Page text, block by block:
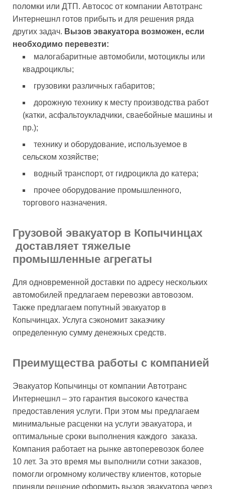
поломки или ДТП. Автосос от компании Автотранс
Интернешнл готов прибыть и для решения ряда
других задач. Вызов эвакуатора возможен, если
необходимо перевезти:
малогабаритные автомобили, мотоциклы или
квадроциклы;
грузовики различных габаритов;
дорожную технику к месту производства работ
(катки, асфальтоукладчики, сваебойные машины и
пр.);
технику и оборудование, используемое в
сельском хозяйстве;
водный транспорт, от гидроцикла до катера;
прочее оборудование промышленного,
торгового назначения.
Грузовой эвакуатор в Копычинцах
доставляет тяжелые
промышленные агрегаты
Для одновременной доставки по адресу нескольких
автомобилей предлагаем перевозки автовозом.
Также предлагаем попутный эвакуатор в
Копычинцах. Услуга сэкономит заказчику
определенную сумму денежных средств.
Преимущества работы с компанией
Эвакуатор Копычинцы от компании Автотранс
Интернешнл – это гарантия высокого качества
предоставления услуги. При этом мы предлагаем
минимальные расценки на услуги эвакуатора, и
оптимальные сроки выполнения каждого заказа.
Компания работает на рынке автоперевозок более
10 лет. За это время мы выполнили сотни заказов,
помогли огромному количеству клиентов, которые
приняли решение оформить вызов эвакуатора через